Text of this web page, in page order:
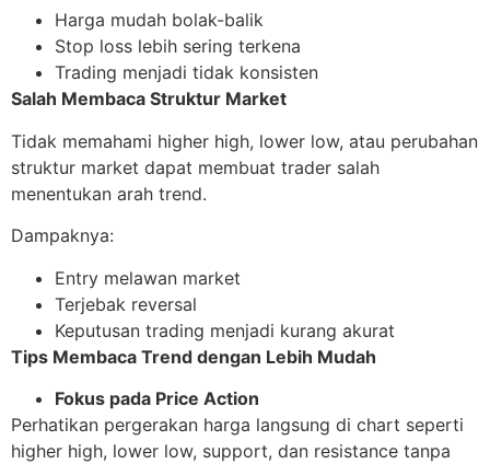
Harga mudah bolak-balik
Stop loss lebih sering terkena
Trading menjadi tidak konsisten
Salah Membaca Struktur Market
Tidak memahami higher high, lower low, atau perubahan
struktur market dapat membuat trader salah
menentukan arah trend.
Dampaknya:
Entry melawan market
Terjebak reversal
Keputusan trading menjadi kurang akurat
Tips Membaca Trend dengan Lebih Mudah
Fokus pada Price Action
Perhatikan pergerakan harga langsung di chart seperti
higher high, lower low, support, dan resistance tanpa